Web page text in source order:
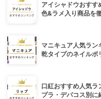
アイシャドウおす
色&ラメ入り商品を
マニキュア人気ラ
乾タイプのネイルポ
口紅おすすめ人気
プラ・デパコス別に